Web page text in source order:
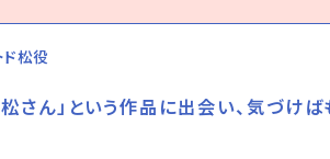
ド松役
さん」という作品に出会い、気づけ